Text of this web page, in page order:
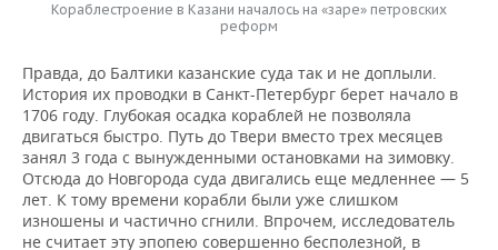
Кораблестроение в Казани началось на «заре» петровских
реформ
Правда, до Балтики казанские суда так и не доплыли.
История их проводки в Санкт-Петербург берет начало в
1706 году. Глубокая осадка кораблей не позволяла
двигаться быстро. Путь до Твери вместо трех месяцев
занял 3 года с вынужденными остановками на зимовку.
Отсюда до Новгорода суда двигались еще медленнее — 5
лет. К тому времени корабли были уже слишком
изношены и частично сгнили. Впрочем, исследователь
не считает эту эпопею совершенно бесполезной, в